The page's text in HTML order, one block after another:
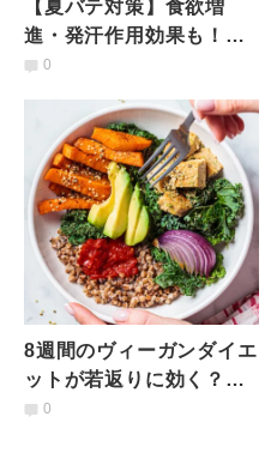
【夏バテ対策】食欲増
進・発汗作用効果も！ミ
ョウガとニラのバルサミ
0
8週間のヴィーガンダイエ
ットが若返りに効く？｜
スタンフォード大学研究
0